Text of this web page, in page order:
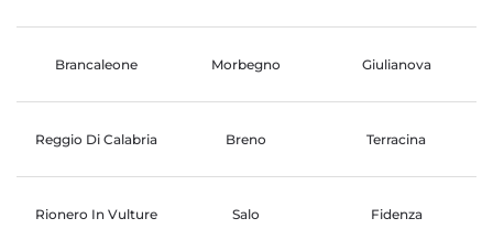
Brancaleone Morbegno Giulianova
Reggio Di Calabria Breno Terracina
Rionero In Vulture Salo Fidenza